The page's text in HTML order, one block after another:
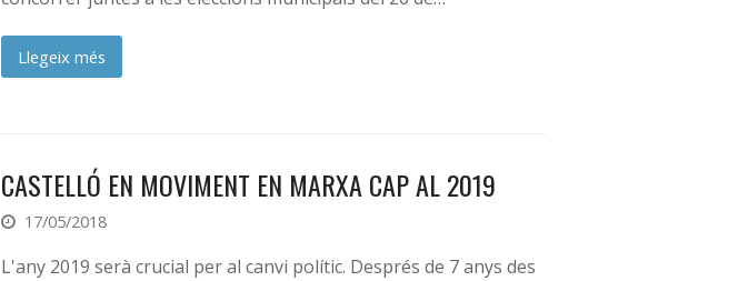
Llegeix més
CASTELLÓ EN MOVIMENT EN MARXA CAP AL 2019
17/05/2018
L'any 2019 serà crucial per al canvi polític. Després de 7 anys des